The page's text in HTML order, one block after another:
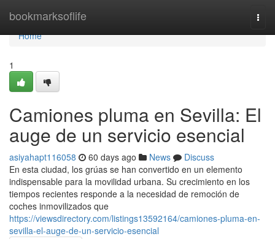
bookmarksoflife
Home
Home
1
Camiones pluma en Sevilla: El
auge de un servicio esencial
asiyahapt116058 60 days ago News
Discuss
En esta ciudad, los grúas se han convertido en un elemento
indispensable para la movilidad urbana. Su crecimiento en los
tiempos recientes responde a la necesidad de remoción de
coches inmovilizados que
https://viewsdirectory.com/listings13592164/camiones-pluma-en-
sevilla-el-auge-de-un-servicio-esencial